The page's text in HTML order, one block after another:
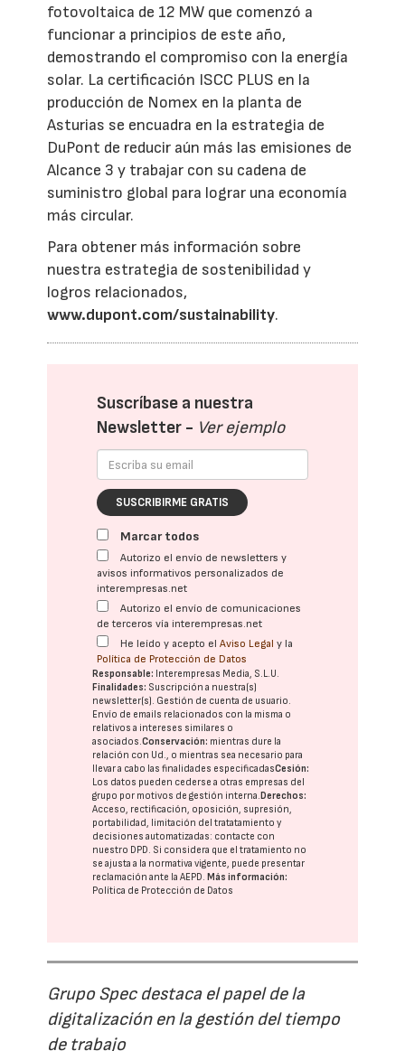
fotovoltaica de 12 MW que comenzó a
funcionar a principios de este año,
demostrando el compromiso con la energía
solar. La certificación ISCC PLUS en la
producción de Nomex en la planta de
Asturias se encuadra en la estrategia de
DuPont de reducir aún más las emisiones de
Alcance 3 y trabajar con su cadena de
suministro global para lograr una economía
más circular.
Para obtener más información sobre
nuestra estrategia de sostenibilidad y
logros relacionados,
www.dupont.com/sustainability.
Suscríbase a nuestra
Newsletter - Ver ejemplo
SUSCRIBIRME GRATIS
Marcar todos
Autorizo el envío de newsletters y
avisos informativos personalizados de
interempresas.net
Autorizo el envío de comunicaciones
de terceros vía interempresas.net
He leído y acepto elAviso Legal y la
Política de Protección de Datos
Responsable: Interempresas Media, S.L.U.
Finalidades: Suscripción a nuestra(s)
newsletter(s). Gestión de cuenta de usuario.
Envío de emails relacionados con la misma o
relativos a intereses similares o
asociados.Conservación: mientras dure la
relación con Ud., o mientras sea necesario para
llevar a cabo las finalidades especificadasCesión:
Los datos pueden cederse a otras empresas del
grupo por motivos de gestión interna. Derechos:
Acceso, rectificación, oposición, supresión,
portabilidad, limitación del tratatamiento y
decisiones automatizadas: contacte con
nuestro DPD. Si considera que el tratamiento no
se ajusta a la normativa vigente, puede presentar
reclamación ante laAEPD. Más información:
Política de Protección de Datos
Grupo Spec destaca el papel de la
digitalización en la gestión del tiempo
de trabajo